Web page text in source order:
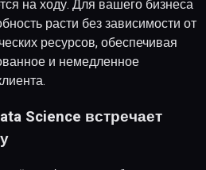
на ходу. Для вашего бизнеса
расти без зависимости от
ресурсов, обеспечивая
и немедленное
Science встречает